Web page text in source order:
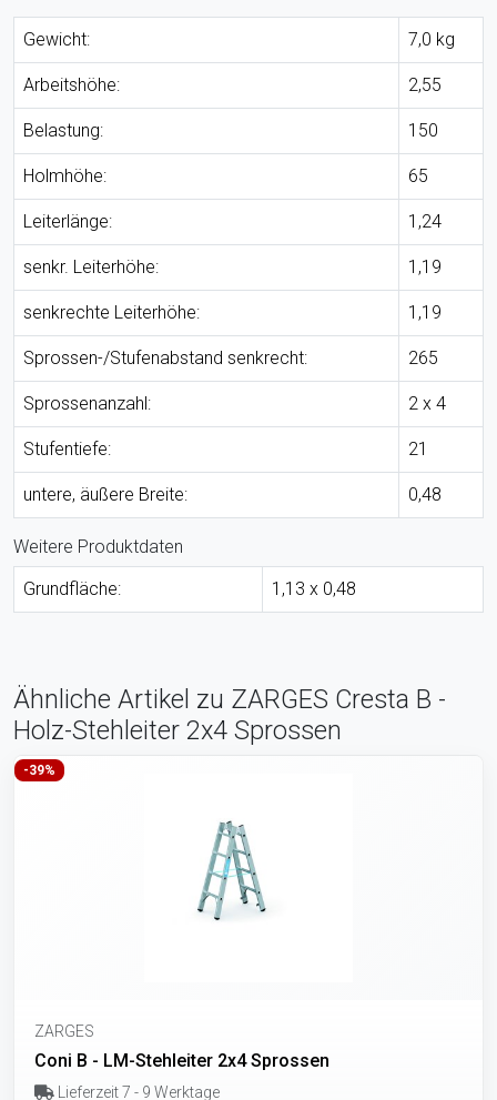
Gewicht: 7,0 kg
Arbeitshöhe: 2,55
Belastung: 150
Holmhöhe: 65
Leiterlänge: 1,24
senkr. Leiterhöhe: 1,19
senkrechte Leiterhöhe: 1,19
Sprossen-/Stufenabstand senkrecht: 265
Sprossenanzahl: 2 x 4
Stufentiefe: 21
untere, äußere Breite: 0,48
Weitere Produktdaten
Grundfläche:
1,13 x 0,48
Ähnliche Artikel zu ZARGES Cresta B -
Holz-Stehleiter 2x4 Sprossen
-39%
ZARGES
Coni B - LM-Stehleiter 2x4 Sprossen
Lieferzeit 7 - 9 Werktage